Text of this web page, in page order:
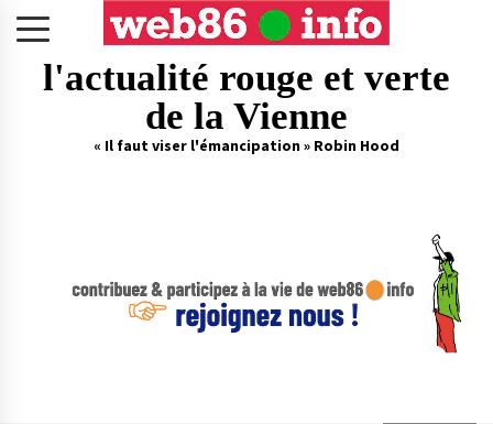
l'actualité rouge et verte
de la Vienne
« Il faut viser l'émancipation » Robin Hood